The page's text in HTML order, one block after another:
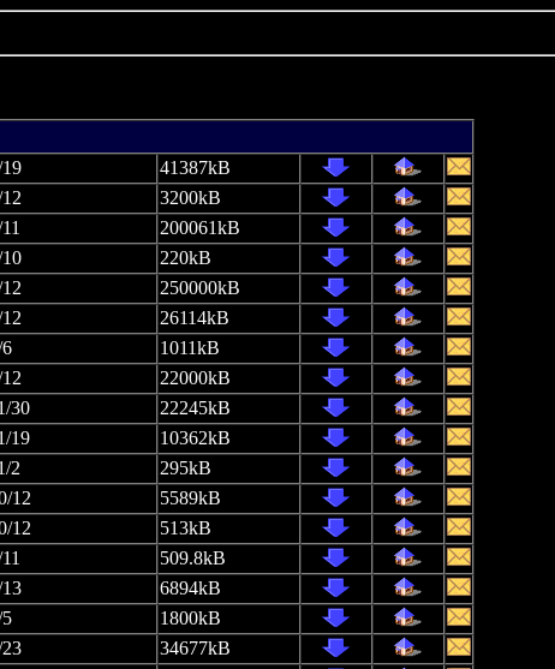
41387kB
3200kB
200061kB
220kB
250000kB
26114kB
1011kB
22000kB
30
22245kB
19
10362kB
2
295kB
12
5589kB
12
513kB
509.8kB
6894kB
1800kB
34677kB